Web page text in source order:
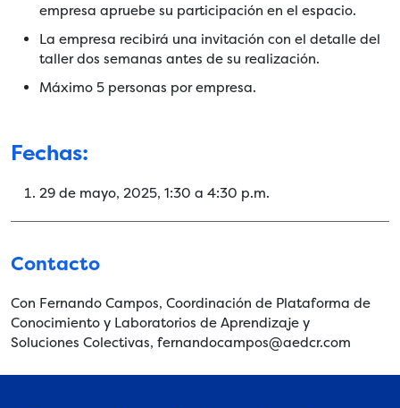
empresa apruebe su participación en el espacio.
La empresa recibirá una invitación con el detalle del
taller dos semanas antes de su realización.
Máximo 5 personas por empresa.
Fechas:
29 de mayo, 2025, 1:30 a 4:30 p.m.
Contacto
Con Fernando Campos, Coordinación de Plataforma de
Conocimiento y Laboratorios de Aprendizaje y
Soluciones Colectivas, fernandocampos@aedcr.com